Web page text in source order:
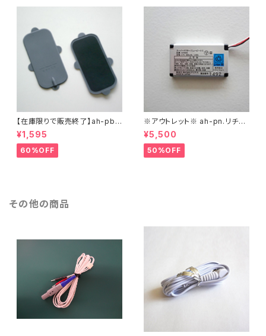
【在庫限りで販売終了】ah-pbL.
パット(大) 2枚【旧タイプ】 Rub
¥1,595
60%OFF
※アウトレット※ ah-pn.リチウ
ムイオン電池(スーパードクター
AH4000用) 1個 Lithium io
n battery
¥5,500
50%OFF
その他の商品